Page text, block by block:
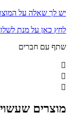
יש לך שאלה על
לחץ כאן על מנת
שתף עם חברים
מוצרים